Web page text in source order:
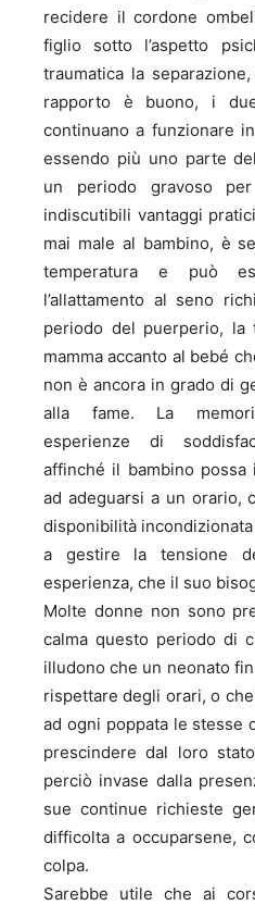
recidere il cordone
figlio sotto l’aspetto
traumatica la
rapporto è buono, i
continuano a funzionare
essendo più uno parte
un periodo gravoso
indiscutibili vantaggi
mai male al bambino, è
temperatura e può
l’allattamento al seno
periodo del puerperio, la
mamma accanto al bebé
non è ancora in grado di
alla fame. La
esperienze di
affinché il bambino
ad adeguarsi a un orario,
disponibilità
a gestire la tensione
esperienza, che il suo
Molte donne non sono
calma questo periodo di
illudono che un neonato
rispettare degli orari, o
ad ogni poppata le stesse
prescindere dal loro
perciò invase dalla
sue continue richieste
difficolta a occuparsene,
colpa.
Sarebbe utile che ai